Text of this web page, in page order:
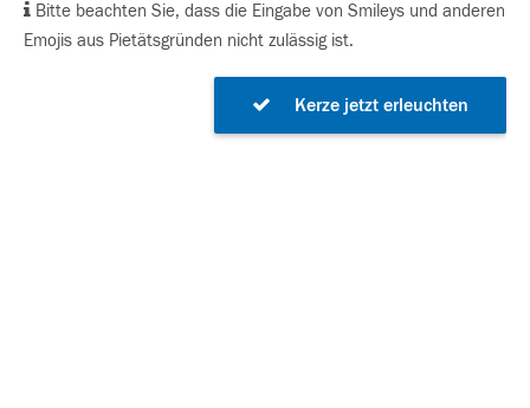
Bitte beachten Sie, dass die Eingabe von Smileys und anderen
Emojis aus Pietätsgründen nicht zulässig ist.
Kerze jetzt erleuchten